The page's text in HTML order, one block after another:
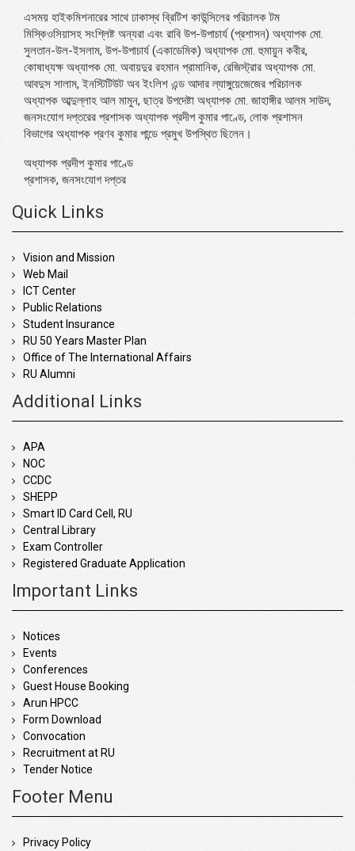
এসময় হাইকমিশনারের সাথে ঢাকাস্থ ব্রিটিশ কাউন্সিলের পরিচালক টম
মিস্কিওসিয়াসহ সংশ্লিষ্ট অন্যরা এবং রাবি উপ-উপাচার্য (প্রশাসন) অধ্যাপক মো.
সুলতান-উল-ইসলাম, উপ-উপাচার্য (একাডেমিক) অধ্যাপক মো. হুমায়ুন কবীর,
কোষাধ্যক্ষ অধ্যাপক মো. অবায়দুর রহমান প্রামানিক, রেজিস্ট্রার অধ্যাপক মো.
আবদুস সালাম, ইনস্টিটিউট অব ইংলিশ এন্ড আদার ল্যাঙ্গুয়েজেজের পরিচালক
অধ্যাপক আব্দুল্লাহ আল মামুন, ছাত্র উপদেষ্টা অধ্যাপক মো. জাহাঙ্গীর আলম সাউদ,
জনসংযোগ দপ্তরের প্রশাসক অধ্যাপক প্রদীপ কুমার পাণ্ডে, লোক প্রশাসন
বিভাগের অধ্যাপক প্রণব কুমার পান্ডে প্রমুখ উপস্থিত ছিলেন।
অধ্যাপক প্রদীপ কুমার পাণ্ডে
প্রশাসক, জনসংযোগ দপ্তর
Quick Links
Vision and Mission
Web Mail
ICT Center
Public Relations
Student Insurance
RU 50 Years Master Plan
Office of The International Affairs
RU Alumni
Additional Links
APA
NOC
CCDC
SHEPP
Smart ID Card Cell, RU
Central Library
Exam Controller
Registered Graduate Application
Important Links
Notices
Events
Conferences
Guest House Booking
Arun HPCC
Form Download
Convocation
Recruitment at RU
Tender Notice
Footer Menu
Privacy Policy